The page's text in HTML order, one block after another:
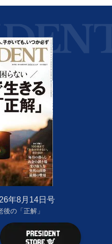
年8月14日号
の「正解」